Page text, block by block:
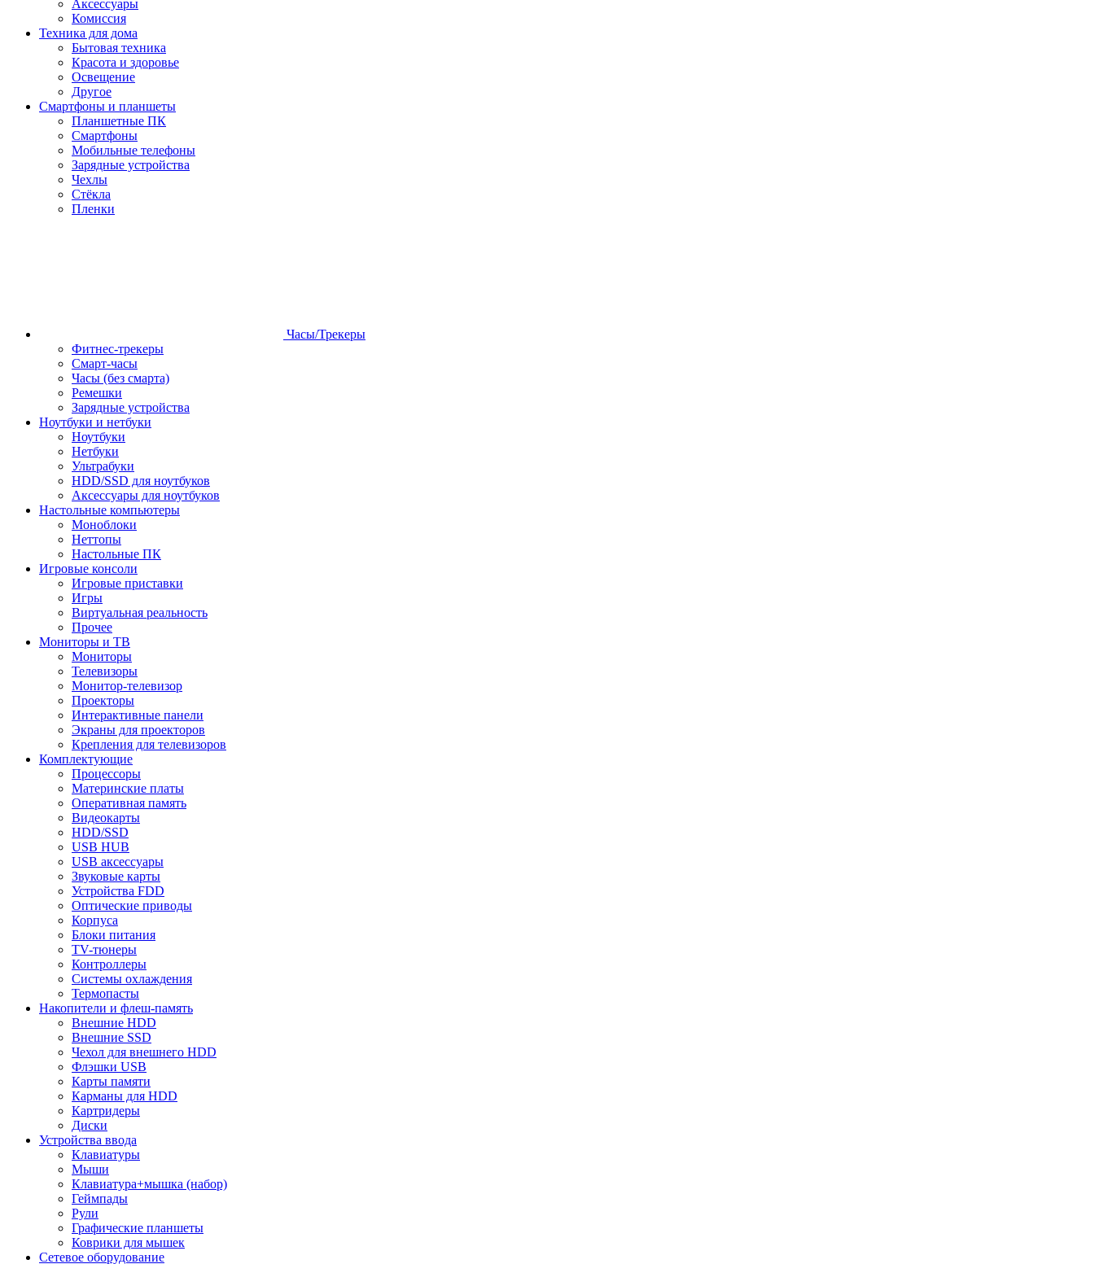
Аксессуары
Комиссия
Техника для дома
Бытовая техника
Красота и здоровье
Освещение
Другое
Смартфоны и планшеты
Планшетные ПК
Смартфоны
Мобильные телефоны
Зарядные устройства
Чехлы
Стёкла
Пленки
Часы/Трекеры
Фитнес-трекеры
Смарт-часы
Часы (без смарта)
Ремешки
Зарядные устройства
Ноутбуки и нетбуки
Ноутбуки
Нетбуки
Ультрабуки
HDD/SSD для ноутбуков
Аксессуары для ноутбуков
Настольные компьютеры
Моноблоки
Неттопы
Настольные ПК
Игровые консоли
Игровые приставки
Игры
Виртуальная реальность
Прочее
Мониторы и ТВ
Мониторы
Телевизоры
Монитор-телевизор
Проекторы
Интерактивные панели
Экраны для проекторов
Крепления для телевизоров
Комплектующие
Процессоры
Материнские платы
Оперативная память
Видеокарты
HDD/SSD
USB HUB
USB аксессуары
Звуковые карты
Устройства FDD
Оптические приводы
Корпуса
Блоки питания
TV-тюнеры
Контроллеры
Системы охлаждения
Термопасты
Накопители и флеш-память
Внешние HDD
Внешние SSD
Чехол для внешнего HDD
Флэшки USB
Карты памяти
Карманы для HDD
Картридеры
Диски
Устройства ввода
Клавиатуры
Мыши
Клавиатура+мышка (набор)
Геймпады
Рули
Графические планшеты
Коврики для мышек
Сетевое оборудование